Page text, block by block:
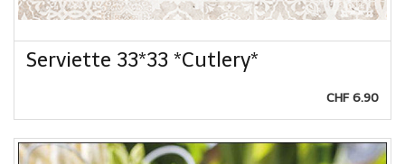
Serviette 33*33 *Cutlery*
CHF 6.90